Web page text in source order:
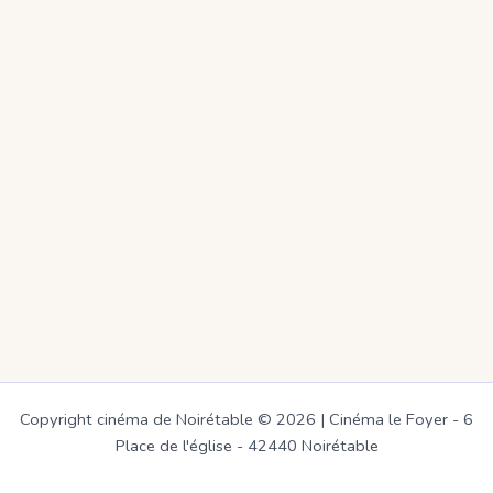
Copyright cinéma de Noirétable © 2026 | Cinéma le Foyer - 6
Place de l'église - 42440 Noirétable